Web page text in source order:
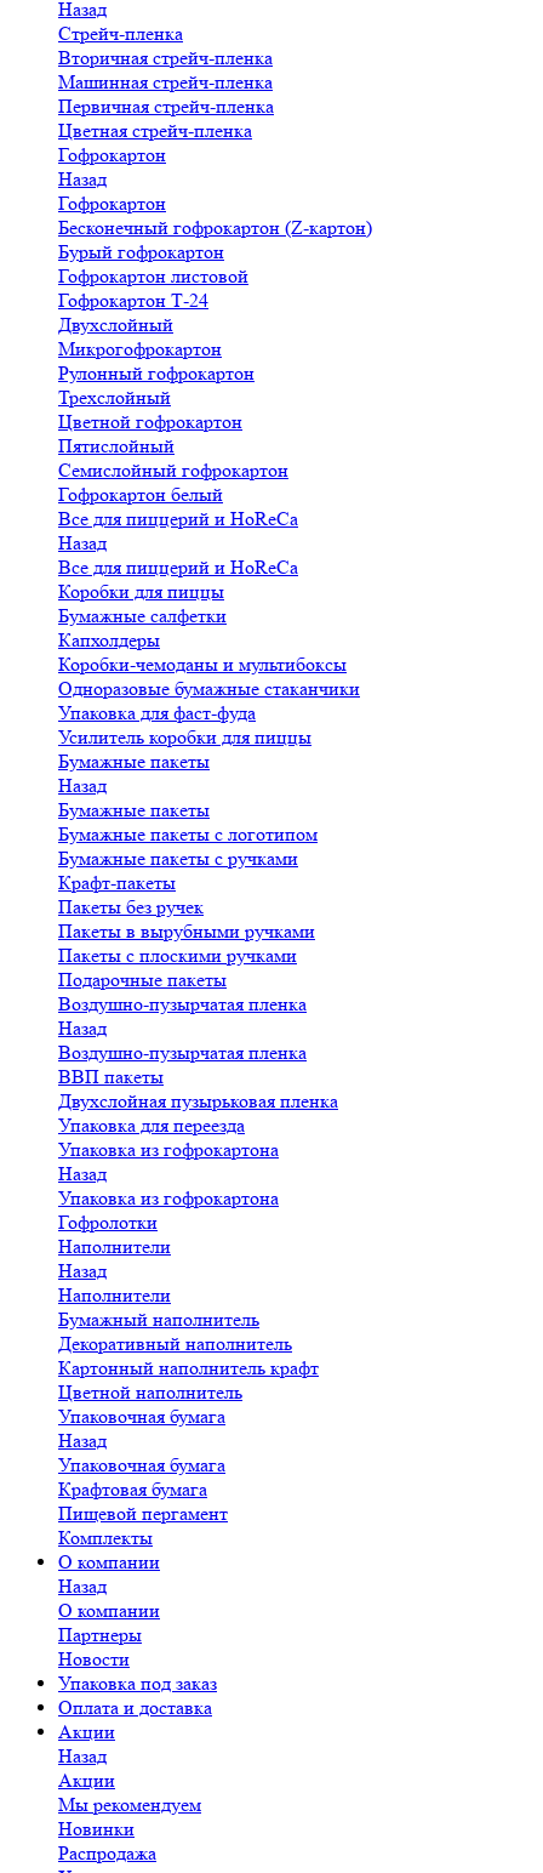
Назад
Стрейч-пленка
Вторичная стрейч-пленка
Машинная стрейч-пленка
Первичная стрейч-пленка
Цветная стрейч-пленка
Гофрокартон
Назад
Гофрокартон
Бесконечный гофрокартон (Z-картон)
Бурый гофрокартон
Гофрокартон листовой
Гофрокартон Т-24
Двухслойный
Микрогофрокартон
Рулонный гофрокартон
Трехслойный
Цветной гофрокартон
Пятислойный
Семислойный гофрокартон
Гофрокартон белый
Все для пиццерий и HoReCa
Назад
Все для пиццерий и HoReCa
Коробки для пиццы
Бумажные салфетки
Капхолдеры
Коробки-чемоданы и мультибоксы
Одноразовые бумажные стаканчики
Упаковка для фаст-фуда
Усилитель коробки для пиццы
Бумажные пакеты
Назад
Бумажные пакеты
Бумажные пакеты с логотипом
Бумажные пакеты с ручками
Крафт-пакеты
Пакеты без ручек
Пакеты в вырубными ручками
Пакеты с плоскими ручками
Подарочные пакеты
Воздушно-пузырчатая пленка
Назад
Воздушно-пузырчатая пленка
ВВП пакеты
Двухслойная пузырьковая пленка
Упаковка для переезда
Упаковка из гофрокартона
Назад
Упаковка из гофрокартона
Гофролотки
Наполнители
Назад
Наполнители
Бумажный наполнитель
Декоративный наполнитель
Картонный наполнитель крафт
Цветной наполнитель
Упаковочная бумага
Назад
Упаковочная бумага
Крафтовая бумага
Пищевой пергамент
Комплекты
О компании
Назад
О компании
Партнеры
Новости
Упаковка под заказ
Оплата и доставка
Акции
Назад
Акции
Мы рекомендуем
Новинки
Распродажа